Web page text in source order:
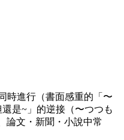
時進行（書面感重的「〜
是~」的逆接（〜つつも
論文・新聞・小說中常